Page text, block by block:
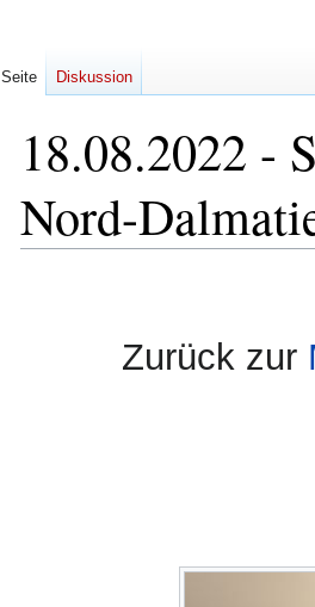
18.08.2022 -
Nord-
Zurück zur
Seite Diskussion